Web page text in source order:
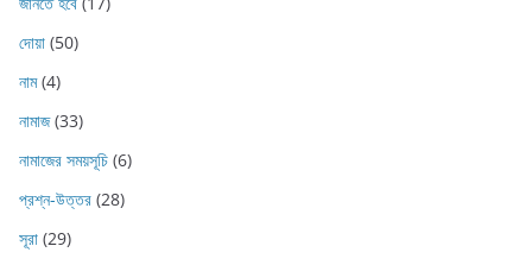
দোয়া (50)
নাম(4)
নামাজ(33)
নামাজের সময়সূচি (6)
প্রশ্ন-উত্তর (28)
সূরা (29)